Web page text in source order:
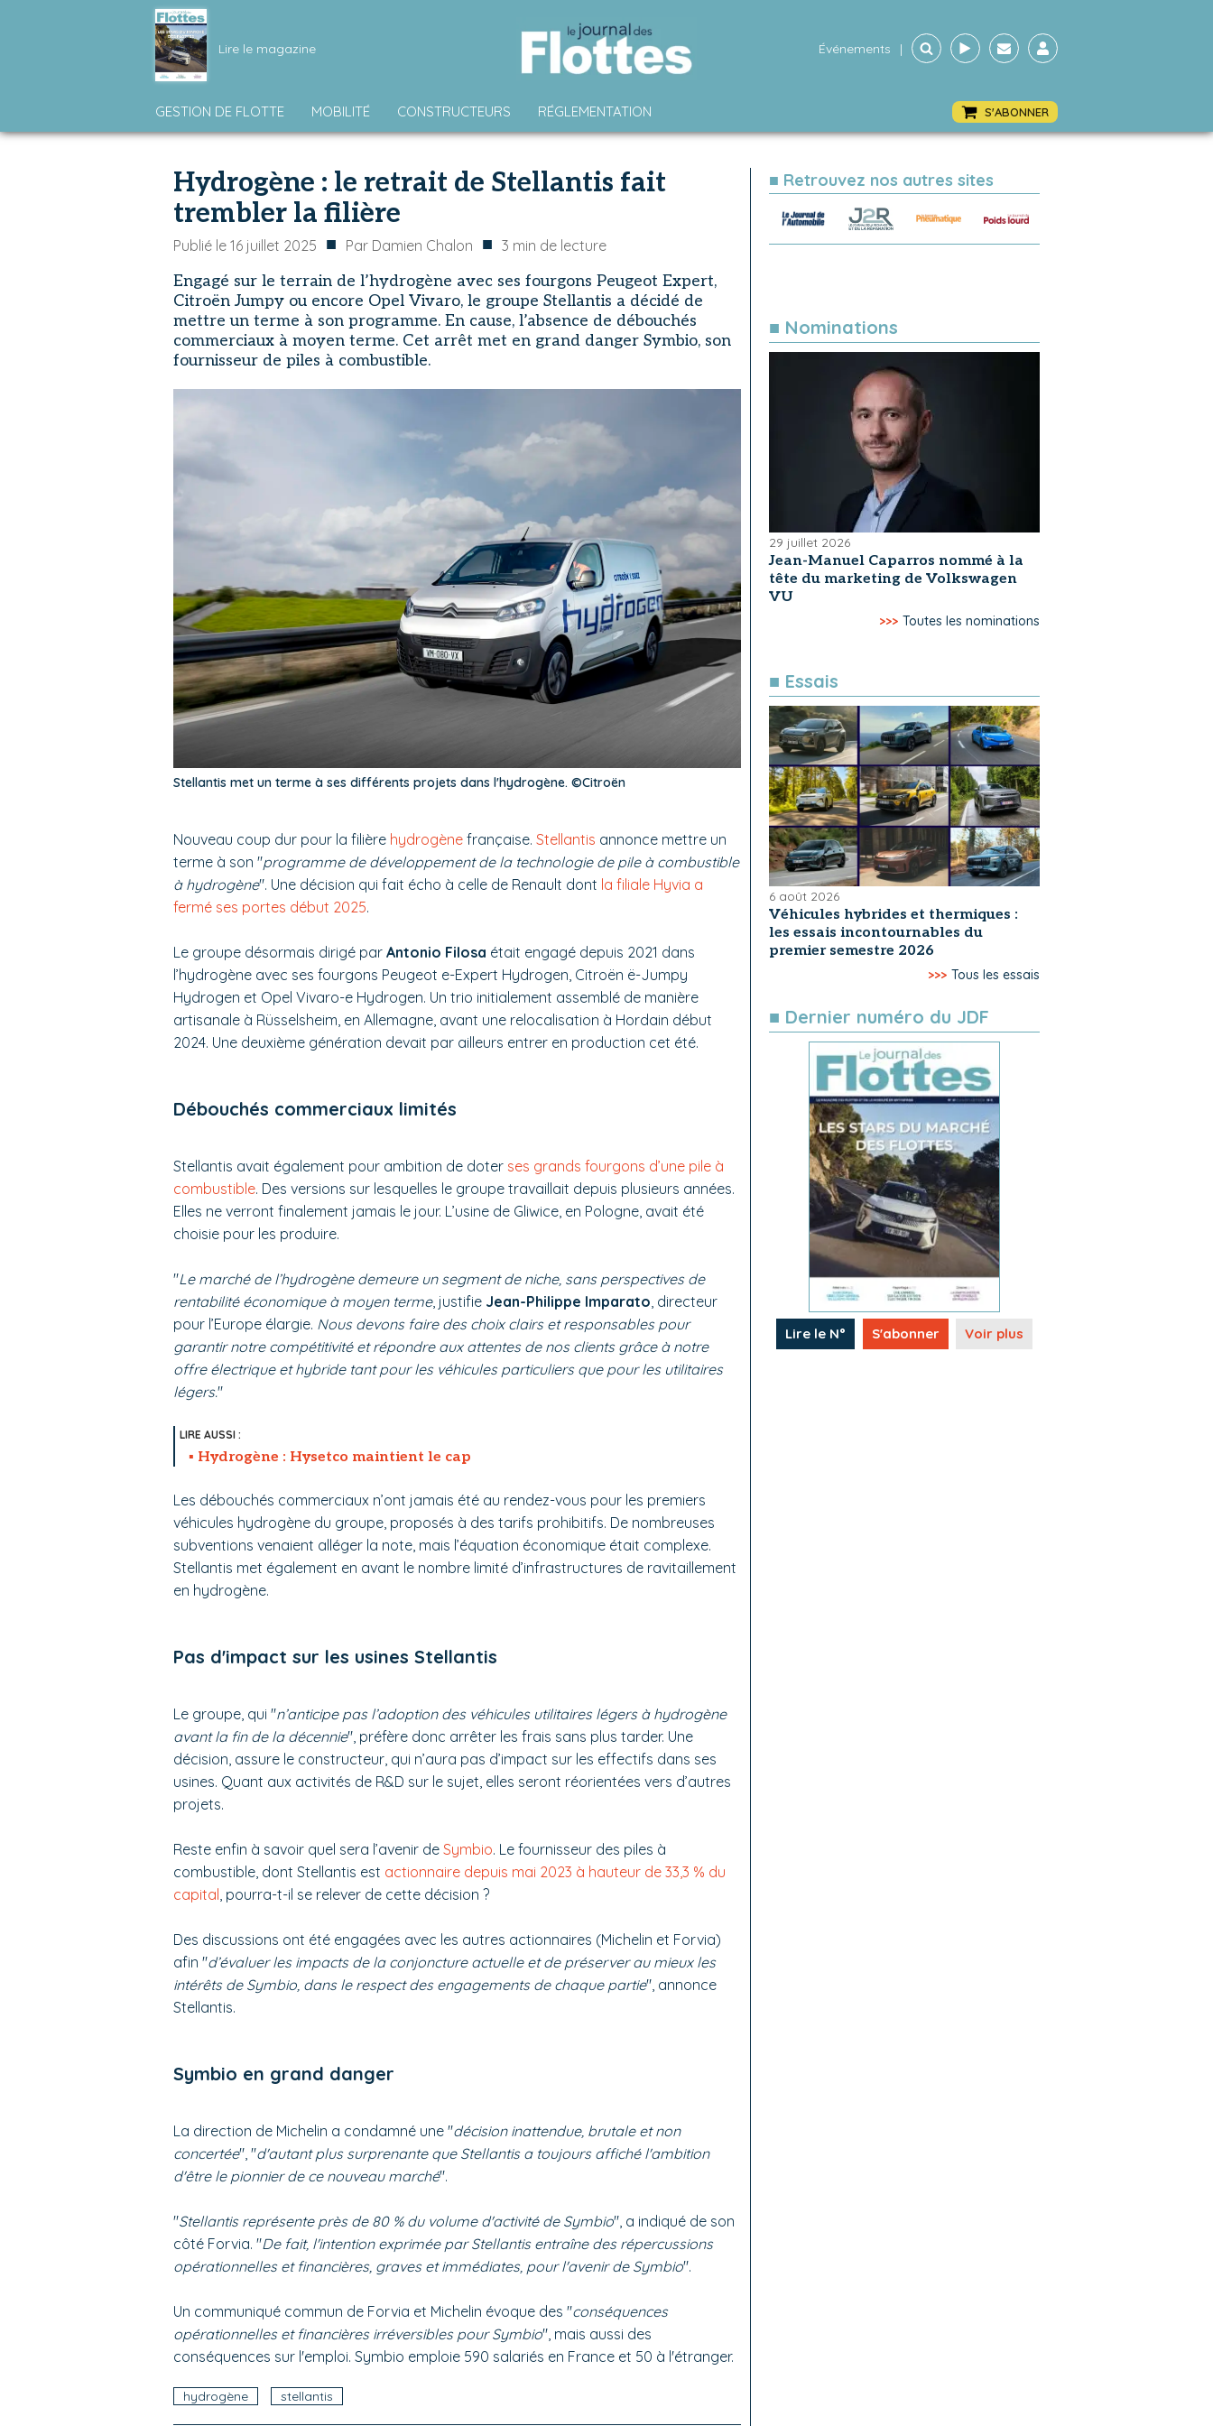
Lire le magazine Événements |
GESTION DE FLOTTE MOBILITÉ CONSTRUCTEURS RÉGLEMENTATION S'ABONNER
Hydrogène : le retrait de Stellantis fait
trembler la filière
Publié le 16 juillet 2025 ■ Par Damien Chalon ■ 3 min de lecture
Engagé sur le terrain de l’hydrogène avec ses fourgons Peugeot Expert,
Citroën Jumpy ou encore Opel Vivaro, le groupe Stellantis a décidé de
mettre un terme à son programme. En cause, l’absence de débouchés
commerciaux à moyen terme. Cet arrêt met en grand danger Symbio, son
fournisseur de piles à combustible.
Stellantis met un terme à ses différents projets dans l'hydrogène. ©Citroën
Nouveau coup dur pour la filière hydrogène française. Stellantis annonce mettre un
terme à son "programme de développement de la technologie de pile à combustible
à hydrogène". Une décision qui fait écho à celle de Renault dont la filiale Hyvia a
fermé ses portes début 2025.
Le groupe désormais dirigé par Antonio Filosa était engagé depuis 2021 dans
l’hydrogène avec ses fourgons Peugeot e-Expert Hydrogen, Citroën ë-Jumpy
Hydrogen et Opel Vivaro-e Hydrogen. Un trio initialement assemblé de manière
artisanale à Rüsselsheim, en Allemagne, avant une relocalisation à Hordain début
2024. Une deuxième génération devait par ailleurs entrer en production cet été.
Débouchés commerciaux limités
Stellantis avait également pour ambition de doter ses grands fourgons d’une pile à
combustible. Des versions sur lesquelles le groupe travaillait depuis plusieurs années.
Elles ne verront finalement jamais le jour. L’usine de Gliwice, en Pologne, avait été
choisie pour les produire.
"Le marché de l’hydrogène demeure un segment de niche, sans perspectives de
rentabilité économique à moyen terme, justifie Jean-Philippe Imparato , directeur
pour l’Europe élargie. Nous devons faire des choix clairs et responsables pour
garantir notre compétitivité et répondre aux attentes de nos clients grâce à notre
offre électrique et hybride tant pour les véhicules particuliers que pour les utilitaires
légers."
Hydrogène : Hysetco maintient le cap
Les débouchés commerciaux n’ont jamais été au rendez-vous pour les premiers
véhicules hydrogène du groupe, proposés à des tarifs prohibitifs. De nombreuses
subventions venaient alléger la note, mais l’équation économique était complexe.
Stellantis met également en avant le nombre limité d’infrastructures de ravitaillement
en hydrogène.
Pas d'impact sur les usines Stellantis
Le groupe, qui "n’anticipe pas l’adoption des véhicules utilitaires légers à hydrogène
avant la fin de la décennie", préfère donc arrêter les frais sans plus tarder. Une
décision, assure le constructeur, qui n’aura pas d’impact sur les effectifs dans ses
usines. Quant aux activités de R&D sur le sujet, elles seront réorientées vers d’autres
projets.
Reste enfin à savoir quel sera l’avenir de Symbio. Le fournisseur des piles à
combustible, dont Stellantis est actionnaire depuis mai 2023 à hauteur de 33,3 % du
capital , pourra-t-il se relever de cette décision ?
Des discussions ont été engagées avec les autres actionnaires (Michelin et Forvia)
afin "d’évaluer les impacts de la conjoncture actuelle et de préserver au mieux les
intérêts de Symbio, dans le respect des engagements de chaque partie", annonce
Stellantis.
Symbio en grand danger
La direction de Michelin a condamné une "décision inattendue, brutale et non
concertée", "d'autant plus surprenante que Stellantis a toujours affiché l'ambition
d'être le pionnier de ce nouveau marché".
"Stellantis représente près de 80 % du volume d'activité de Symbio", a indiqué de son
côté Forvia. "De fait, l'intention exprimée par Stellantis entraîne des répercussions
opérationnelles et financières, graves et immédiates, pour l'avenir de Symbio".
Un communiqué commun de Forvia et Michelin évoque des "conséquences
opérationnelles et financières irréversibles pour Symbio", mais aussi des
conséquences sur l'emploi. Symbio emploie 590 salariés en France et 50 à l'étranger.
hydrogène stellantis
■ Retrouvez nos autres sites
■ Nominations
29 juillet 2026
Jean-Manuel Caparros nommé à la
tête du marketing de Volkswagen
VU
>>> Toutes les nominations
■ Essais
6 août 2026
Véhicules hybrides et thermiques :
les essais incontournables du
premier semestre 2026
>>> Tous les essais
■ Dernier numéro du JDF
Lire le N° S'abonner Voir plus